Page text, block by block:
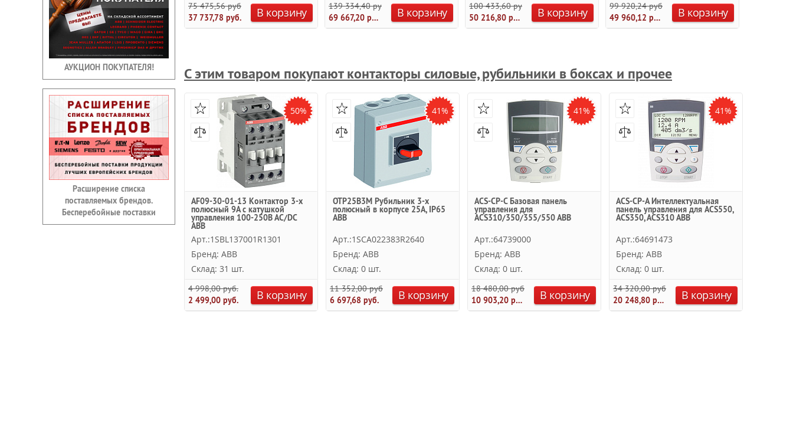
АУКЦИОН ПОКУПАТЕЛЯ!
Расширение списка
поставляемых брендов.
Бесперебойные поставки
75 475,56 руб.
37 737,78 руб.
В корзину
139 334,40 руб.
69 667,20 руб.
В корзину
100 433,60 руб.
50 216,80 руб.
В корзину
99 920,24 руб.
49 960,12 руб.
В корзину
С этим товаром покупают контакторы силовые, рубильники в боксах и прочее
50%
AF09-30-01-13 Контактор 3-х
полюсный 9A с катушкой
управления 100-250B AC/DC
ABB
Арт.:1SBL137001R1301
Бренд: ABB
Склад: 31 шт.
4 998,00 руб.
2 499,00 руб.
В корзину
41%
OTP25B3M Рубильник 3-х
полюсный в корпусе 25A, IP65
ABB
Арт.:1SCA022383R2640
Бренд: ABB
Склад: 0 шт.
11 352,00 руб.
6 697,68 руб.
В корзину
41%
ACS-CP-C Базовая панель
управления для
ACS310/350/355/550 ABB
Арт.:64739000
Бренд: ABB
Склад: 0 шт.
18 480,00 руб.
10 903,20 руб.
В корзину
41%
ACS-CP-A Интеллектуальная
панель управления для ACS550,
ACS350, ACS310 ABB
Арт.:64691473
Бренд: ABB
Склад: 0 шт.
34 320,00 руб.
20 248,80 руб.
В корзину